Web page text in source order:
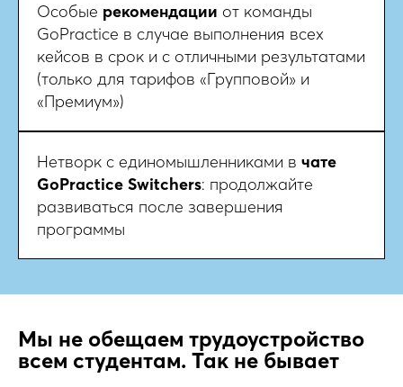
Особые рекомендации от команды
GoPractice в случае выполнения всех
кейсов в срок и с отличными результатами
(только для тарифов «Групповой» и
«Премиум»)
Нетворк с единомышленниками в чате
GoPractice Switchers: продолжайте
развиваться после завершения
программы
Мы не обещаем трудоустройство
всем студентам. Так не бывает